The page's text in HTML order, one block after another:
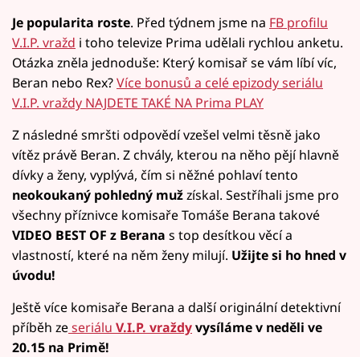
Je popularita roste. Před týdnem jsme na FB profilu
V.I.P. vražd i toho televize Prima udělali rychlou anketu.
Otázka zněla jednoduše: Který komisař se vám líbí víc,
Beran nebo Rex?Více bonusů a celé epizody seriálu
V.I.P. vraždy NAJDETE TAKÉ NA Prima PLAY
Z následné smršti odpovědí vzešel velmi těsně jako
vítěz právě Beran. Z chvály, kterou na něho pějí hlavně
dívky a ženy, vyplývá, čím si něžné pohlaví tento
neokoukaný pohledný mužzískal. Sestříhali jsme pro
všechny příznivce komisaře Tomáše Berana takové
VIDEO BEST OF z Berana s top desítkou věcí a
vlastností, které na něm ženy milují. Užijte si ho hned v
úvodu!
Ještě více komisaře Berana a další originální detektivní
příběh zeseriálu V.I.P. vraždyvysíláme v neděli ve
20.15 na Primě!